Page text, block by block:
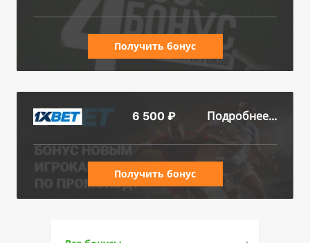
Получить бонус
6 500 ₽ Подробнее...
Получить бонус